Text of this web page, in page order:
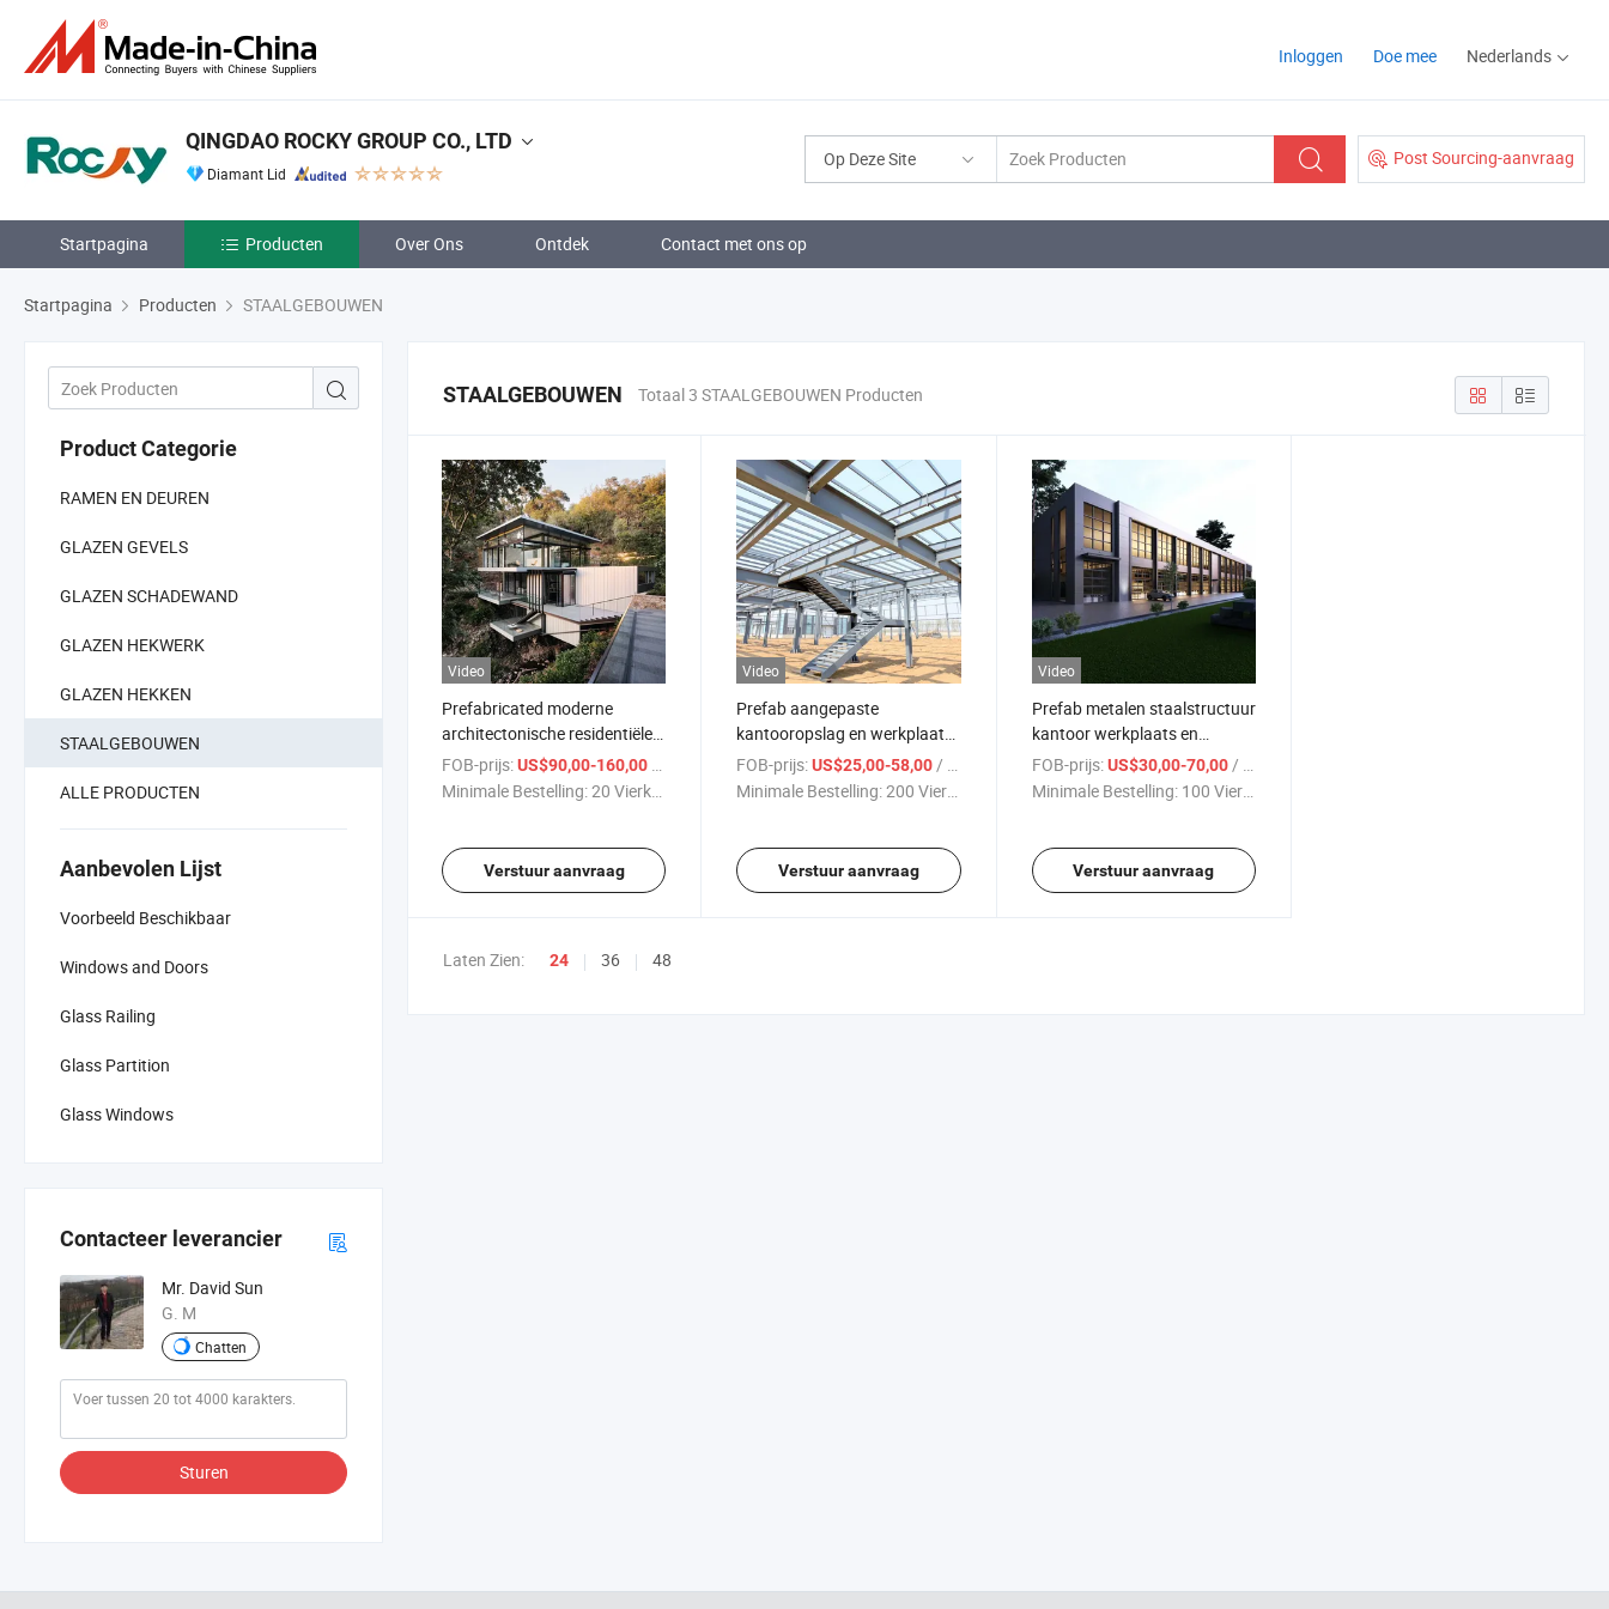
Inloggen Doe mee Nederlands
Op Deze Site Post Sourcing-aanvraag
QINGDAO ROCKY GROUP CO., LTD
Diamant Lid
Startpagina Producten Over Ons Ontdek Contact met ons op
Startpagina Producten STAALGEBOUWEN
Product Categorie
RAMEN EN DEUREN
GLAZEN GEVELS
GLAZEN SCHADEWAND
GLAZEN HEKWERK
GLAZEN HEKKEN
STAALGEBOUWEN
ALLE PRODUCTEN
Aanbevolen Lijst
Voorbeeld Beschikbaar
Windows and Doors
Glass Railing
Glass Partition
Glass Windows
Contacteer leverancier
Mr. David Sun
G. M
Chatten
Sturen
STAALGEBOUWEN Totaal 3 STAALGEBOUWEN Producten
Video
Prefabricated moderne
architectonische residentiële
op maat gemaakte stalen
glazen huizen
FOB-prijs:US$90,00-160,00 / Vierkante Meter
Minimale Bestelling:20 Vierkante ...
Verstuur aanvraag
Video
Prefab aangepaste
kantooropslag en werkplaats
metalen staalstructuren
FOB-prijs: US$25,00-58,00/ Vierkante Meter
Minimale Bestelling:200 Vierkante ...
Verstuur aanvraag
Video
Prefab metalen staalstructuur
kantoor werkplaats en
magazijngebouw
FOB-prijs: US$30,00-70,00/ Vierkante Meter
Minimale Bestelling: 100 Vierkante ...
Verstuur aanvraag
Laten Zien: 24 36 48